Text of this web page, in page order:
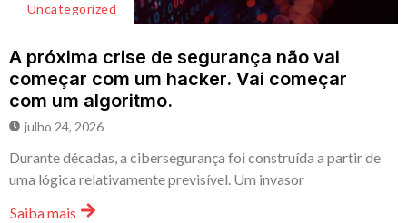
Uncategorized
A próxima crise de segurança não vai
começar com um hacker. Vai começar
com um algoritmo.
julho 24, 2026
Durante décadas, a cibersegurança foi construída a partir de
uma lógica relativamente previsível. Um invasor
Saiba mais